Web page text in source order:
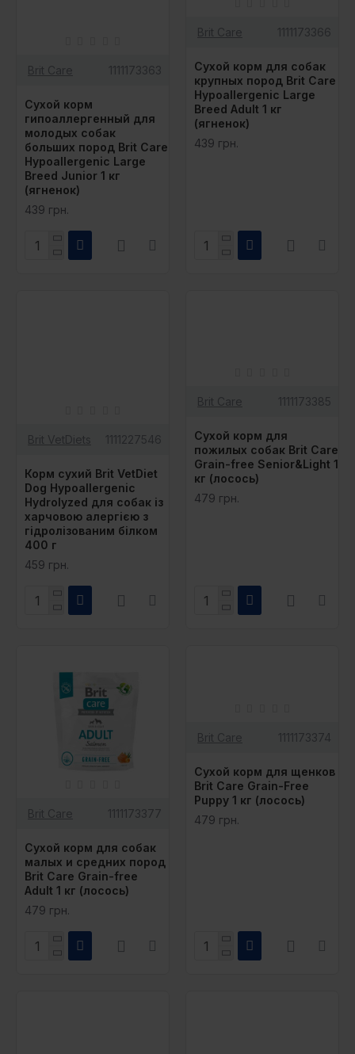
Brit Care 1111173363
Сухой корм
гипоаллергенный для
молодых собак
больших пород Brit Care
Hypoallergenic Large
Breed Junior 1 кг
(ягненок)
439 грн.
Brit Care 1111173366
Сухой корм для собак
крупных пород Brit Care
Hypoallergenic Large
Breed Adult 1 кг
(ягненок)
439 грн.
Brit VetDiets 1111227546
Корм сухий Brit VetDiet
Dog Hypoallergenic
Hydrolyzed для собак із
харчовою алергією з
гідролізованим білком
400 г
459 грн.
Brit Care 1111173385
Сухой корм для
пожилых собак Brit Care
Grain-free Senior&Light 1
кг (лосось)
479 грн.
Brit Care 1111173377
Сухой корм для собак
малых и средних пород
Brit Care Grain-free
Adult 1 кг (лосось)
479 грн.
Brit Care 1111173374
Сухой корм для щенков
Brit Care Grain-Free
Puppy 1 кг (лосось)
479 грн.